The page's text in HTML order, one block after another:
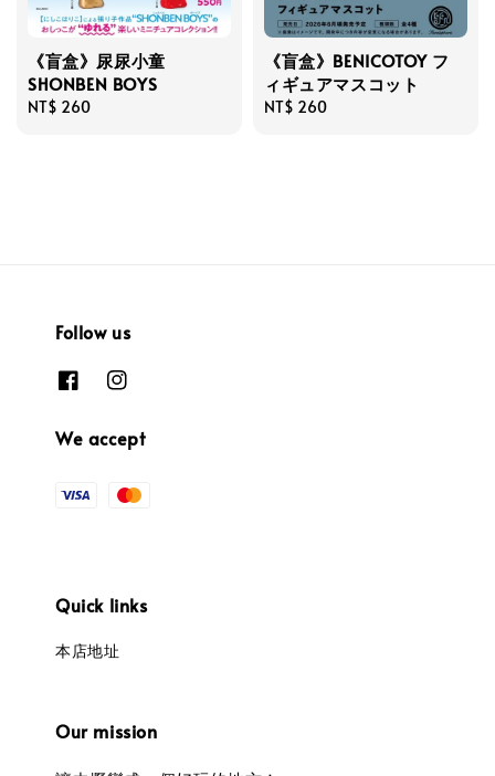
《盲盒》尿尿小童
SHONBEN BOYS
Regular
NT$ 260
《盲盒》BENICOTOY フ
ィギュアマスコット
Regular
NT$ 260
Follow us
We accept
Quick links
本店地址
Our mission